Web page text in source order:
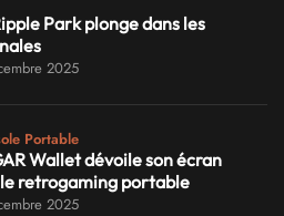
Park plonge dans les
2025
Portable
Wallet dévoile son écran
retrogaming portable
2025